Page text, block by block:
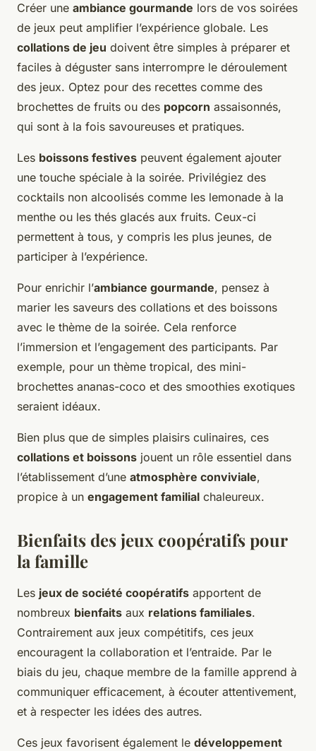
Créer une ambiance gourmande lors de vos soirées
de jeux peut amplifier l’expérience globale. Les
collations de jeu doivent être simples à préparer et
faciles à déguster sans interrompre le déroulement
des jeux. Optez pour des recettes comme des
brochettes de fruits ou des popcorn assaisonnés,
qui sont à la fois savoureuses et pratiques.
Les boissons festives peuvent également ajouter
une touche spéciale à la soirée. Privilégiez des
cocktails non alcoolisés comme les lemonade à la
menthe ou les thés glacés aux fruits. Ceux-ci
permettent à tous, y compris les plus jeunes, de
participer à l’expérience.
Pour enrichir l’ambiance gourmande, pensez à
marier les saveurs des collations et des boissons
avec le thème de la soirée. Cela renforce
l’immersion et l’engagement des participants. Par
exemple, pour un thème tropical, des mini-
brochettes ananas-coco et des smoothies exotiques
seraient idéaux.
Bien plus que de simples plaisirs culinaires, ces
collations et boissons jouent un rôle essentiel dans
l’établissement d’une atmosphère conviviale,
propice à un engagement familial chaleureux.
Bienfaits des jeux coopératifs pour
la famille
Les jeux de société coopératifs apportent de
nombreux bienfaits aux relations familiales.
Contrairement aux jeux compétitifs, ces jeux
encouragent la collaboration et l’entraide. Par le
biais du jeu, chaque membre de la famille apprend à
communiquer efficacement, à écouter attentivement,
et à respecter les idées des autres.
Ces jeux favorisent également le développement